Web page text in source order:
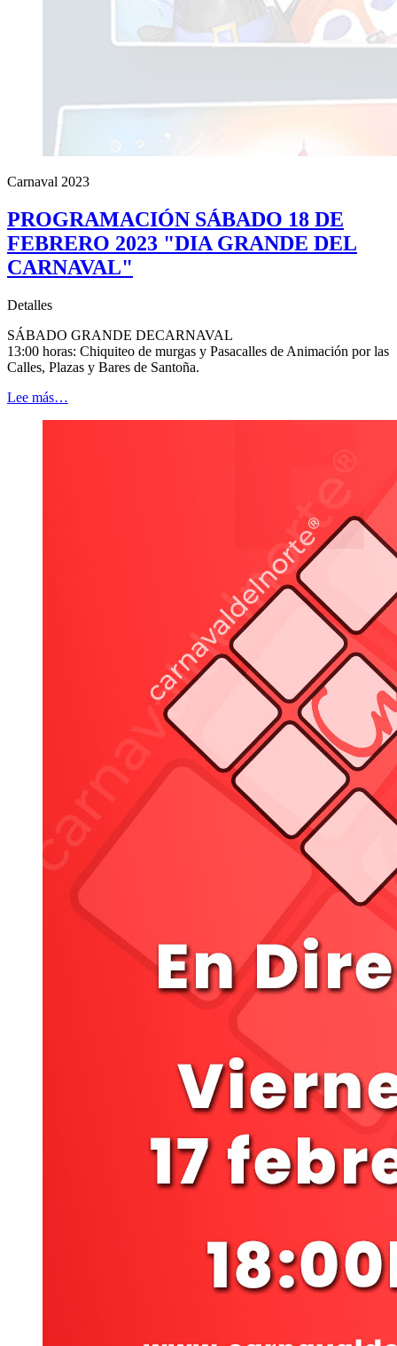
Carnaval 2023
PROGRAMACIÓN SÁBADO 18 DE
FEBRERO 2023 "DIA GRANDE DEL
CARNAVAL"
Detalles
SÁBADO GRANDE DECARNAVAL
13:00 horas: Chiquiteo de murgas y Pasacalles de Animación por las
Calles, Plazas y Bares de Santoña.
Lee más…